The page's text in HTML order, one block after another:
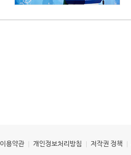
이용약관 개인정보처리방침 저작권 정책